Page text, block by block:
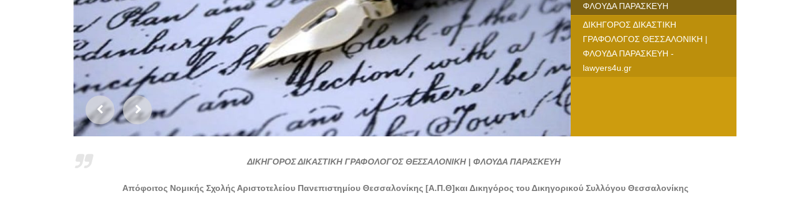
ΦΛΟΥΔΑ ΠΑΡΑΣΚΕΥΗ
ΔΙΚΗΓΟΡΟΣ ΔΙΚΑΣΤΙΚΗ
ΓΡΑΦΟΛΟΓΟΣ ΘΕΣΣΑΛΟΝΙΚΗ |
ΦΛΟΥΔΑ ΠΑΡΑΣΚΕΥΗ -
lawyers4u.gr
ΔΙΚΗΓΟΡΟΣ ΔΙΚΑΣΤΙΚΗ ΓΡΑΦΟΛΟΓΟΣ ΘΕΣΣΑΛΟΝΙΚΗ | ΦΛΟΥΔΑ ΠΑΡΑΣΚΕΥΗ
Απόφοιτος Νομικής Σχολής Αριστοτελείου Πανεπιστημίου Θεσσαλονίκης [Α.Π.Θ]και Δικηγόρος του Δικηγορικού Συλλόγου Θεσσαλονίκης